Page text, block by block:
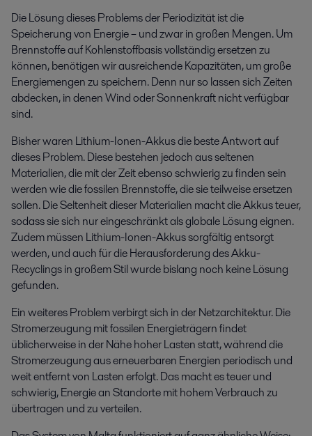
Die Lösung dieses Problems der Periodizität ist die
Speicherung von Energie – und zwar in großen Mengen. Um
Brennstoffe auf Kohlenstoffbasis vollständig ersetzen zu
können, benötigen wir ausreichende Kapazitäten, um große
Energiemengen zu speichern. Denn nur so lassen sich Zeiten
abdecken, in denen Wind oder Sonnenkraft nicht verfügbar
sind.
Bisher waren Lithium-Ionen-Akkus die beste Antwort auf
dieses Problem. Diese bestehen jedoch aus seltenen
Materialien, die mit der Zeit ebenso schwierig zu finden sein
werden wie die fossilen Brennstoffe, die sie teilweise ersetzen
sollen. Die Seltenheit dieser Materialien macht die Akkus teuer,
sodass sie sich nur eingeschränkt als globale Lösung eignen.
Zudem müssen Lithium-Ionen-Akkus sorgfältig entsorgt
werden, und auch für die Herausforderung des Akku-
Recyclings in großem Stil wurde bislang noch keine Lösung
gefunden.
Ein weiteres Problem verbirgt sich in der Netzarchitektur. Die
Stromerzeugung mit fossilen Energieträgern findet
üblicherweise in der Nähe hoher Lasten statt, während die
Stromerzeugung aus erneuerbaren Energien periodisch und
weit entfernt von Lasten erfolgt. Das macht es teuer und
schwierig, Energie an Standorte mit hohem Verbrauch zu
übertragen und zu verteilen.